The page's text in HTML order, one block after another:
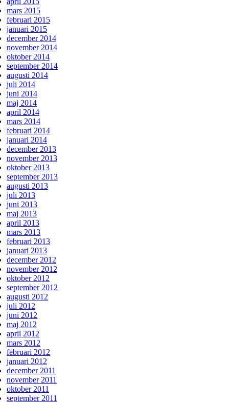
mars 2015
februari 2015
januari 2015
december 2014
november 2014
oktober 2014
september 2014
augusti 2014
juli 2014
juni 2014
maj 2014
april 2014
mars 2014
februari 2014
januari 2014
december 2013
november 2013
oktober 2013
september 2013
augusti 2013
juli 2013
juni 2013
maj 2013
april 2013
mars 2013
februari 2013
januari 2013
december 2012
november 2012
oktober 2012
september 2012
augusti 2012
juli 2012
juni 2012
maj 2012
april 2012
mars 2012
februari 2012
januari 2012
december 2011
november 2011
oktober 2011
september 2011